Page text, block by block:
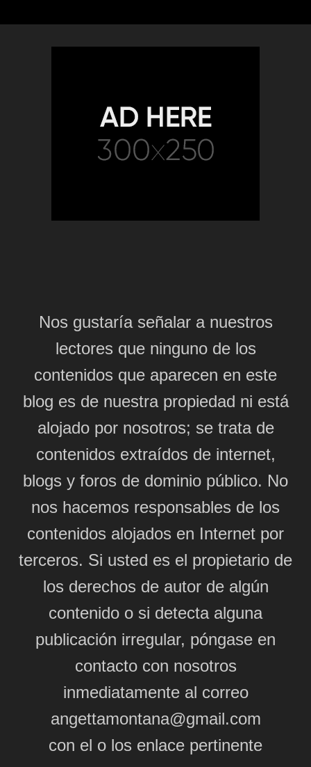
Nos gustaría señalar a nuestros
lectores que ninguno de los
contenidos que aparecen en este
blog es de nuestra propiedad ni está
alojado por nosotros; se trata de
contenidos extraídos de internet,
blogs y foros de dominio público. No
nos hacemos responsables de los
contenidos alojados en Internet por
terceros. Si usted es el propietario de
los derechos de autor de algún
contenido o si detecta alguna
publicación irregular, póngase en
contacto con nosotros
inmediatamente al correo
angettamontana@gmail.com
con el o los enlace pertinente